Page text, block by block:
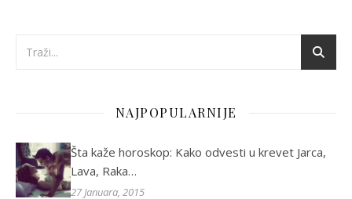
NAJPOPULARNIJE
Šta kaže horoskop: Kako odvesti u krevet Jarca,
Lava, Raka…
27 Januara, 2015